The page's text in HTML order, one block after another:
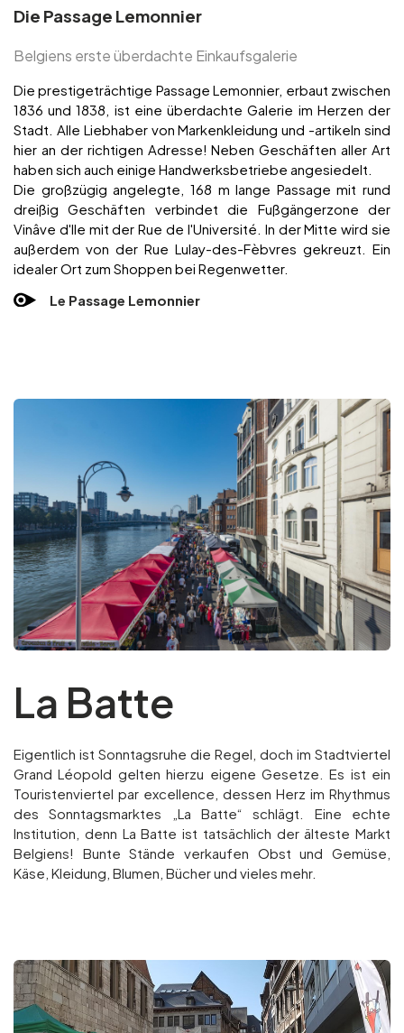
Die Passage Lemonnier
Belgiens erste überdachte Einkaufsgalerie
Die prestigeträchtige Passage Lemonnier, erbaut zwischen
1836 und 1838, ist eine überdachte Galerie im Herzen der
Stadt. Alle Liebhaber von Markenkleidung und -artikeln sind
hier an der richtigen Adresse! Neben Geschäften aller Art
haben sich auch einige Handwerksbetriebe angesiedelt.
Die großzügig angelegte, 168 m lange Passage mit rund
dreißig Geschäften verbindet die Fußgängerzone der
Vinâve d'Ile mit der Rue de l'Université. In der Mitte wird sie
außerdem von der Rue Lulay-des-Fèbvres gekreuzt. Ein
idealer Ort zum Shoppen bei Regenwetter.
Le Passage Lemonnier
La Batte
Eigentlich ist Sonntagsruhe die Regel, doch im Stadtviertel
Grand Léopold gelten hierzu eigene Gesetze. Es ist ein
Touristenviertel par excellence, dessen Herz im Rhythmus
des Sonntagsmarktes „La Batte“ schlägt. Eine echte
Institution, denn La Batte ist tatsächlich der älteste Markt
Belgiens! Bunte Stände verkaufen Obst und Gemüse,
Käse, Kleidung, Blumen, Bücher und vieles mehr.